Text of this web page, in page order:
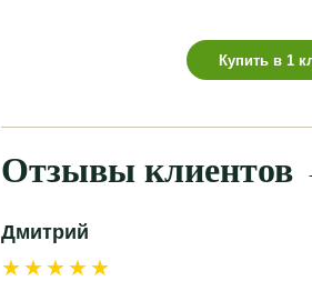
Купить в 1
Отзывы клиентов
Дмитрий
★★★★★